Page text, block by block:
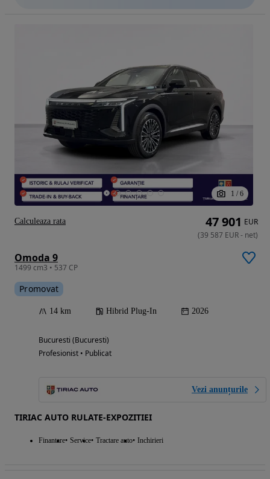
1 / 6
Omoda 9
1499 cm3 • 537 CP
Promovat
14 km Hibrid Plug-In 2026
Bucuresti (Bucuresti)
Profesionist • Publicat
Vezi anunțurile
TIRIAC AUTO RULATE-EXPOZITIEI
Finantare Service Tractare auto Inchirieri
47 901 EUR
(39 587 EUR- net)
Calculeaza rata